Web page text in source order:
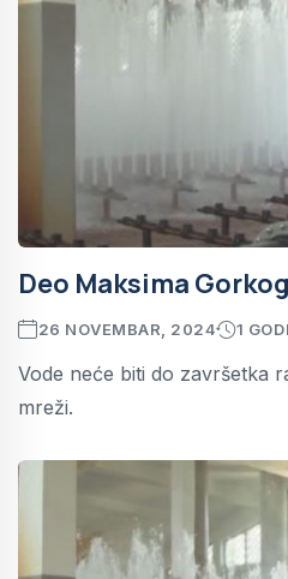
Deo Maksima
26 NOVEMBAR, 2024 1
Vode neće biti do završetka
mreži.